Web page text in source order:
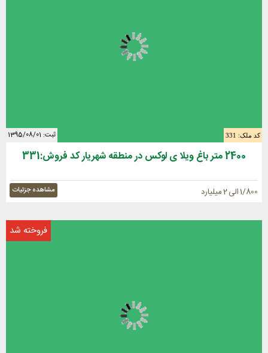
کد ملک: 331 ثبت: 1395/08/01
2400 متر باغ ویلا ی لوکس در منطقه شهریار کد فروش:331
1/800 الی 2 میلیارد مشاهده جزئیات
فروخته شد